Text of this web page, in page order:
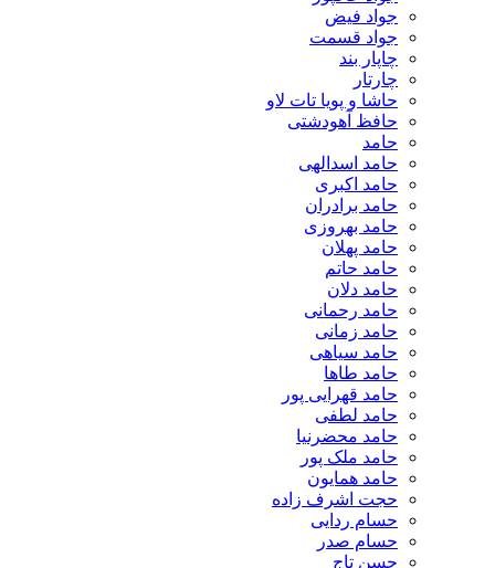
جواد فیض
جواد قسمت
چاپار بند
چارتار
حاشا و پویا تات لاو
حافظ آهودشتی
حامد
حامد اسدالهی
حامد اکبری
حامد برادران
حامد بهروزی
حامد پهلان
حامد حاتم
حامد دلان
حامد رحمانی
حامد زمانی
حامد سیاهی
حامد طاها
حامد قهرایی پور
حامد لطفی
حامد محضرنیا
حامد ملک پور
حامد همایون
حجت اشرف زاده
حسام ردایی
حسام صدر
حسن تاج